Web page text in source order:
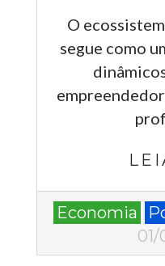
O
segue como
2026-
06-
Economia